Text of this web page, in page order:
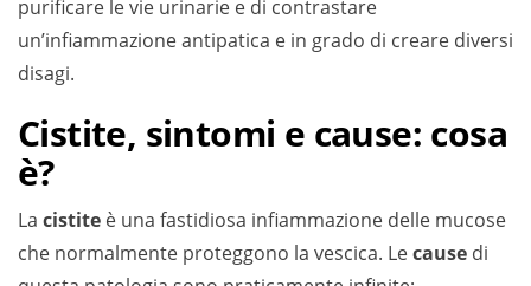
purificare le vie urinarie e di contrastare
un’infiammazione antipatica e in grado di creare diversi
disagi.
Cistite, sintomi e cause: cosa
è?
La cistite è una fastidiosa infiammazione delle mucose
che normalmente proteggono la vescica. Lecause di